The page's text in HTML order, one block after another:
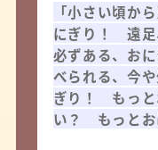
「小さい頃か
にぎり！ 遠足
必ずある、お
べられる、今
ぎり！ もっと
い？ もっとお